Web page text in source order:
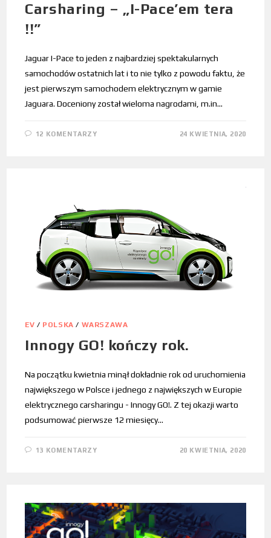
Carsharing – „I-Pace’em tera
!!”
Jaguar I-Pace to jeden z najbardziej spektakularnych
samochodów ostatnich lat i to nie tylko z powodu faktu, że
jest pierwszym samochodem elektrycznym w gamie
Jaguara. Doceniony został wieloma nagrodami, m.in…
12 KOMENTARZY 24 KWIETNIA, 2020
EV / POLSKA / WARSZAWA
Innogy GO! kończy rok.
Na początku kwietnia minął dokładnie rok od uruchomienia
największego w Polsce i jednego z największych w Europie
elektrycznego carsharingu - Innogy GO!. Z tej okazji warto
podsumować pierwsze 12 miesięcy…
13 KOMENTARZY 20 KWIETNIA, 2020